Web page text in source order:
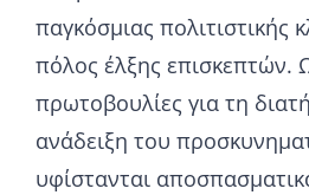
παγκόσμιας πολιτιστικής
πόλος έλξης επισκεπτών.
πρωτοβουλίες για τη
ανάδειξη του
υφίστανται